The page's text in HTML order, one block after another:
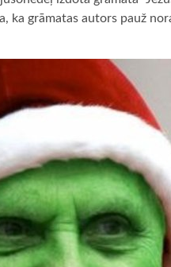
ka grāmatas autors pauž